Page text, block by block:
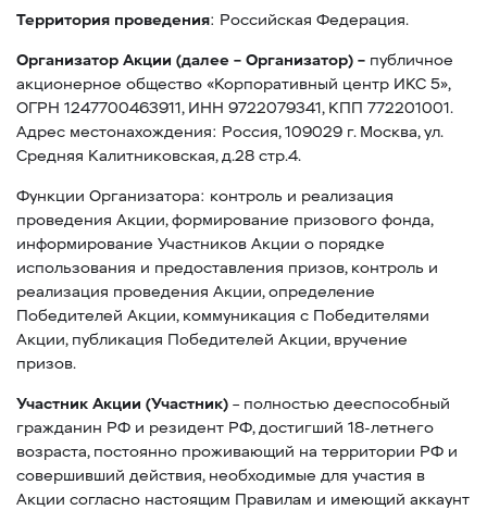
Территория проведения: Российская Федерация.
Организатор Акции (далее – Организатор) – публичное
акционерное общество «Корпоративный центр ИКС 5»,
ОГРН 1247700463911, ИНН 9722079341, КПП 772201001.
Адрес местонахождения: Россия, 109029 г. Москва, ул.
Средняя Калитниковская, д.28 стр.4.
Функции Организатора: контроль и реализация
проведения Акции, формирование призового фонда,
информирование Участников Акции о порядке
использования и предоставления призов, контроль и
реализация проведения Акции, определение
Победителей Акции, коммуникация с Победителями
Акции, публикация Победителей Акции, вручение
призов.
Участник Акции (Участник) – полностью дееспособный
гражданин РФ и резидент РФ, достигший 18-летнего
возраста, постоянно проживающий на территории РФ и
совершивший действия, необходимые для участия в
Акции согласно настоящим Правилам и имеющий аккаунт